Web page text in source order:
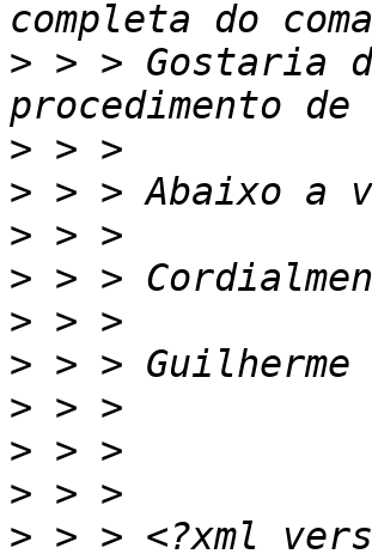
> > > Gostaria
>
>
>
>
>
>
>
>
>
> > > <?xml